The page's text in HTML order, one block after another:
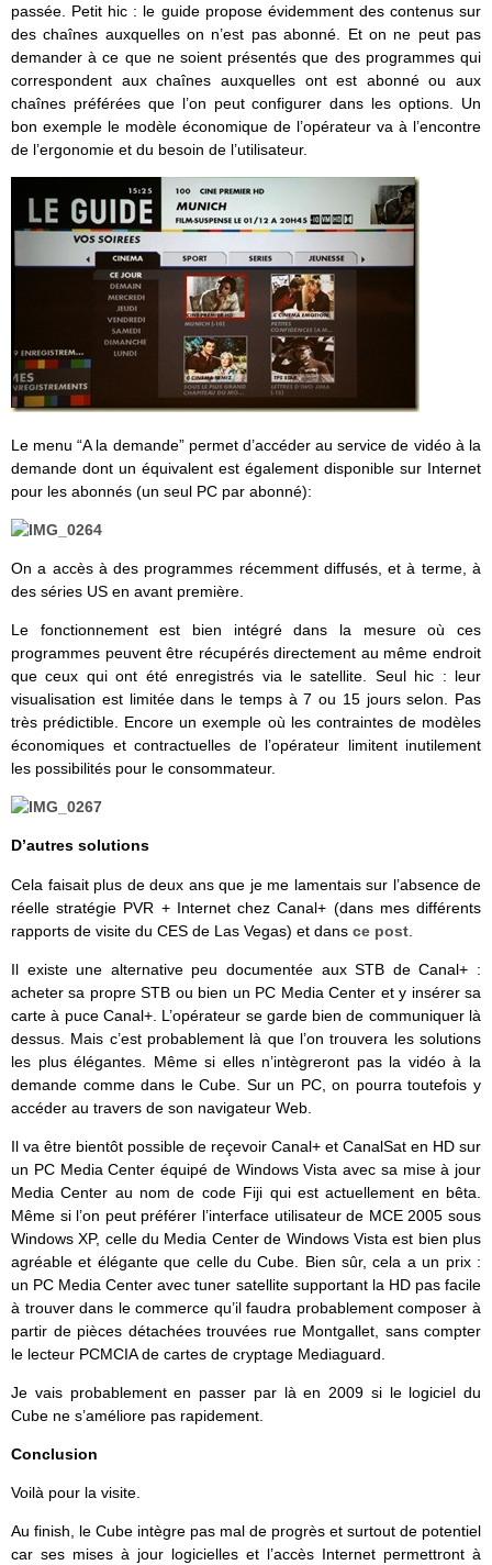
passée. Petit hic : le guide propose évidemment des contenus sur
des chaînes auxquelles on n’est pas abonné. Et on ne peut pas
demander à ce que ne soient présentés que des programmes qui
correspondent aux chaînes auxquelles ont est abonné ou aux
chaînes préférées que l’on peut configurer dans les options. Un
bon exemple le modèle économique de l’opérateur va à l’encontre
de l’ergonomie et du besoin de l’utilisateur.
Le menu “A la demande” permet d’accéder au service de vidéo à la
demande dont un équivalent est également disponible sur Internet
pour les abonnés (un seul PC par abonné):
On a accès à des programmes récemment diffusés, et à terme, à
des séries US en avant première.
Le fonctionnement est bien intégré dans la mesure où ces
programmes peuvent être récupérés directement au même endroit
que ceux qui ont été enregistrés via le satellite. Seul hic : leur
visualisation est limitée dans le temps à 7 ou 15 jours selon. Pas
très prédictible. Encore un exemple où les contraintes de modèles
économiques et contractuelles de l’opérateur limitent inutilement
les possibilités pour le consommateur.
D’autres solutions
Cela faisait plus de deux ans que je me lamentais sur l’absence de
réelle stratégie PVR + Internet chez Canal+ (dans mes différents
rapports de visite du CES de Las Vegas) et dans ce post
Il existe une alternative peu documentée aux STB de Canal+ :
acheter sa propre STB ou bien un PC Media Center et y insérer sa
carte à puce Canal+. L’opérateur se garde bien de communiquer là
dessus. Mais c’est probablement là que l’on trouvera les solutions
les plus élégantes. Même si elles n’intègreront pas la vidéo à la
demande comme dans le Cube. Sur un PC, on pourra toutefois y
accéder au travers de son navigateur Web.
Il va être bientôt possible de reçevoir Canal+ et CanalSat en HD sur
un PC Media Center équipé de Windows Vista avec sa mise à jour
Media Center au nom de code Fiji qui est actuellement en bêta.
Même si l’on peut préférer l’interface utilisateur de MCE 2005 sous
Windows XP, celle du Media Center de Windows Vista est bien plus
agréable et élégante que celle du Cube. Bien sûr, cela a un prix :
un PC Media Center avec tuner satellite supportant la HD pas facile
à trouver dans le commerce qu’il faudra probablement composer à
partir de pièces détachées trouvées rue Montgallet, sans compter
le lecteur PCMCIA de cartes de cryptage Mediaguard.
Je vais probablement en passer par là en 2009 si le logiciel du
Cube ne s’améliore pas rapidement.
Conclusion
Voilà pour la visite.
Au finish, le Cube intègre pas mal de progrès et surtout de potentiel
car ses mises à jour logicielles et l’accès Internet permettront à